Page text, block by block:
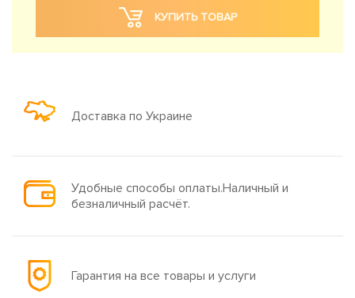
КУПИТЬ ТОВАР
Доставка по Украине
Удобные способы оплаты.Наличный и
безналичный расчёт.
Гарантия на все товары и услуги